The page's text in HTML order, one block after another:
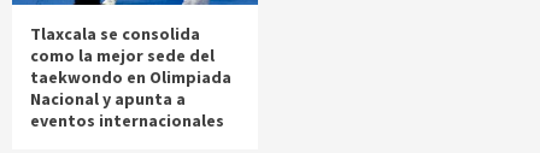
Tlaxcala se consolida
como la mejor sede del
taekwondo en Olimpiada
Nacional y apunta a
eventos internacionales